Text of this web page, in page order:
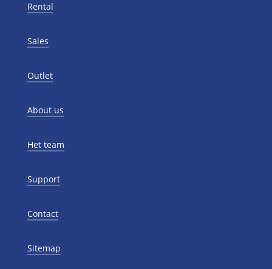
Rental
Sales
Outlet
About us
Het team
Support
Contact
Sitemap